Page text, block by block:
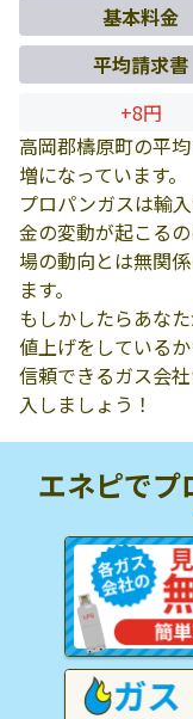
基本料金
平均請求書
+8円
高岡郡檮原町の平
増になっています。
プロパンガスは輸
金の変動が起こる
場の動向とは無関
ます。
もしかしたらあな
値上げをしているか
信頼できるガス会
入しましょう！
エネピでプ